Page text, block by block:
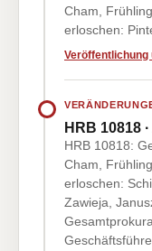
Cham,
erloschen:
Veröffentlichung
HRB 10818
HRB 10818:
Cham,
erloschen:
Zawieja,